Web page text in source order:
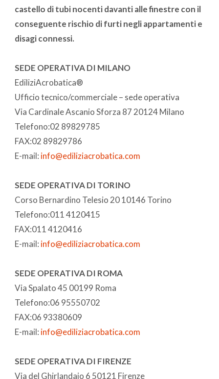
castello di tubi nocenti davanti alle finestre con il
conseguente rischio di furti negli appartamenti e
disagi connessi.
SEDE OPERATIVA DI MILANO
EdiliziAcrobatica®
Ufficio tecnico/commerciale – sede operativa
Via Cardinale Ascanio Sforza 87 20124 Milano
Telefono:02 89829785
FAX:02 89829786
E-mail: info@ediliziacrobatica.com
SEDE OPERATIVA DI TORINO
Corso Bernardino Telesio 20 10146 Torino
Telefono:011 4120415
FAX:011 4120416
E-mail: info@ediliziacrobatica.com
SEDE OPERATIVA DI ROMA
Via Spalato 45 00199 Roma
Telefono:06 95550702
FAX:06 93380609
E-mail: info@ediliziacrobatica.com
SEDE OPERATIVA DI FIRENZE
Via del Ghirlandaio 6 50121 Firenze